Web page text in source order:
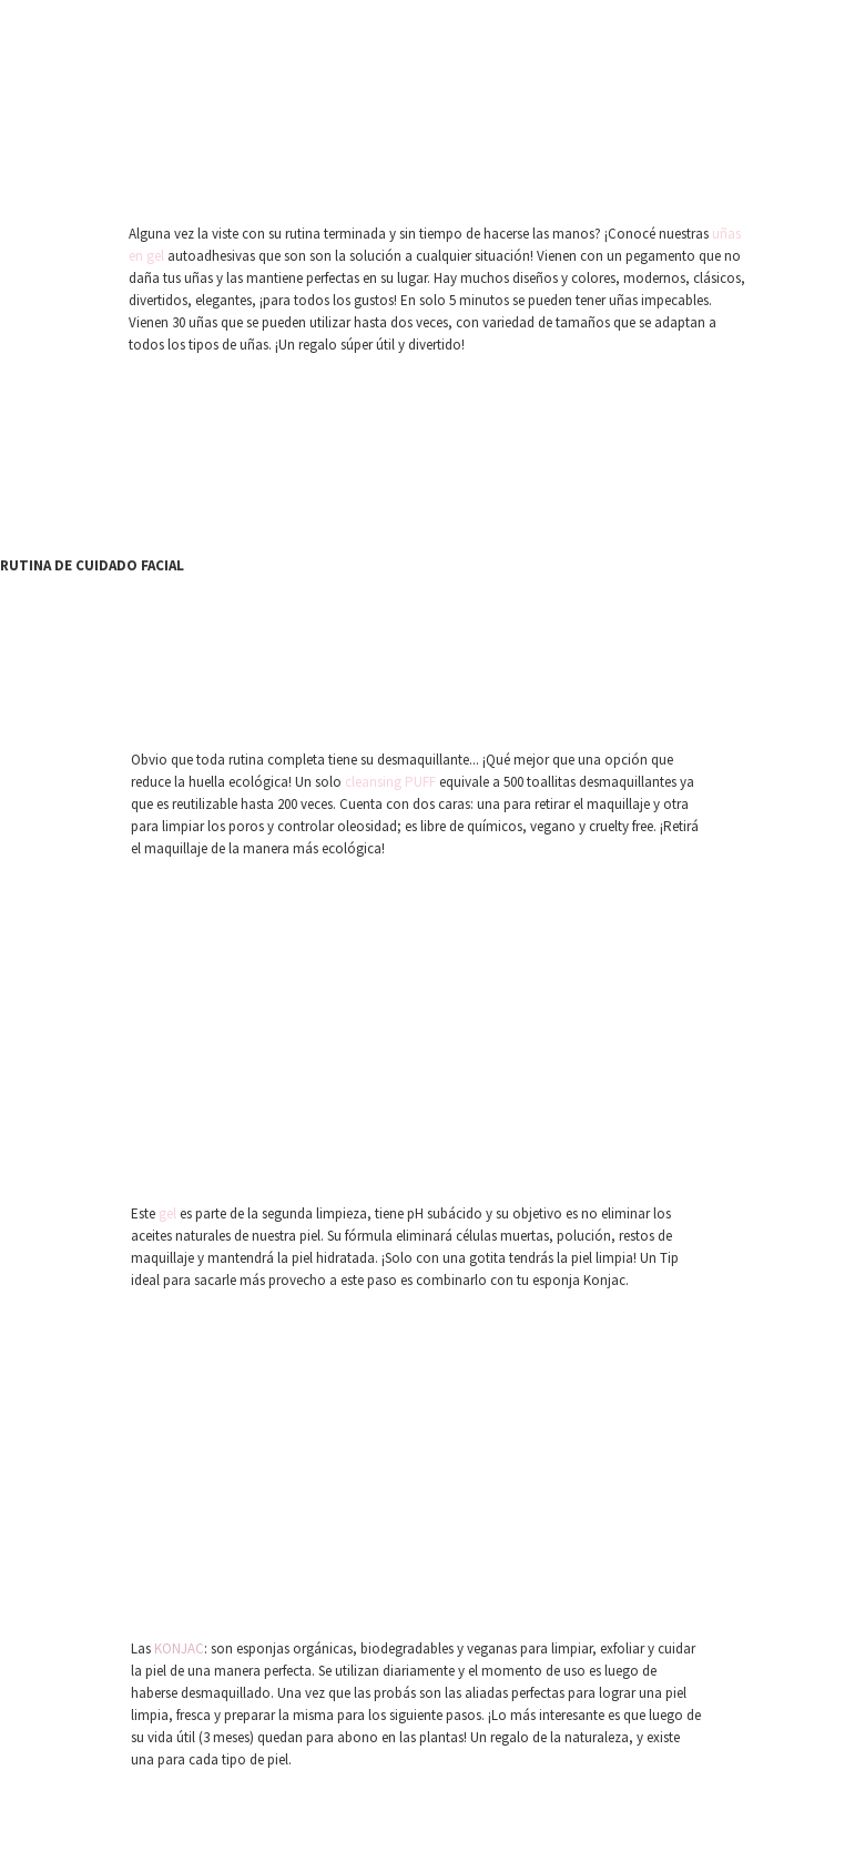
Alguna vez la viste con su rutina terminada y sin tiempo de hacerse las manos? ¡Conocé nuestras uñas
en gel autoadhesivas que son son la solución a cualquier situación! Vienen con un pegamento que no
daña tus uñas y las mantiene perfectas en su lugar. Hay muchos diseños y colores, modernos, clásicos,
divertidos, elegantes, ¡para todos los gustos! En solo 5 minutos se pueden tener uñas impecables.
Vienen 30 uñas que se pueden utilizar hasta dos veces, con variedad de tamaños que se adaptan a
todos los tipos de uñas. ¡Un regalo súper útil y divertido!
RUTINA DE CUIDADO FACIAL
Obvio que toda rutina completa tiene su desmaquillante... ¡Qué mejor que una opción que
reduce la huella ecológica! Un solo cleansing PUFFequivale a 500 toallitas desmaquillantes ya
que es reutilizable hasta 200 veces. Cuenta con dos caras: una para retirar el maquillaje y otra
para limpiar los poros y controlar oleosidad; es libre de químicos, vegano y cruelty free. ¡Retirá
el maquillaje de la manera más ecológica!
Este geles parte de la segunda limpieza, tiene pH subácido y su objetivo es no eliminar los
aceites naturales de nuestra piel. Su fórmula eliminará células muertas, polución, restos de
maquillaje y mantendrá la piel hidratada. ¡Solo con una gotita tendrás la piel limpia! Un Tip
ideal para sacarle más provecho a este paso es combinarlo con tu esponja Konjac.
Las KONJAC: son esponjas orgánicas, biodegradables y veganas para limpiar, exfoliar y cuidar
la piel de una manera perfecta. Se utilizan diariamente y el momento de uso es luego de
haberse desmaquillado. Una vez que las probás son las aliadas perfectas para lograr una piel
limpia, fresca y preparar la misma para los siguiente pasos. ¡Lo más interesante es que luego de
su vida útil (3 meses) quedan para abono en las plantas! Un regalo de la naturaleza, y existe
una para cada tipo de piel.